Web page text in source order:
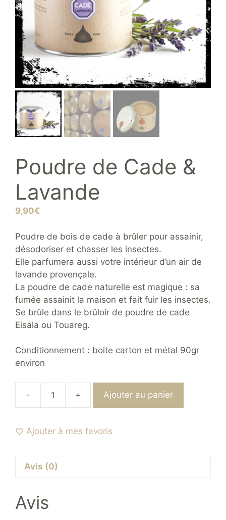
Poudre de Cade &
Lavande
9,90€
Poudre de bois de cade à brûler pour assainir,
désodoriser et chasser les insectes.
Elle parfumera aussi votre intérieur d’un air de
lavande provençale.
La poudre de cade naturelle est magique : sa
fumée assainit la maison et fait fuir les insectes.
Se brûle dans le brûloir de poudre de cade
Eisala ou Touareg.
Conditionnement : boite carton et métal 90gr
environ
-
quantité
Poudre
+ Ajouter au panier
Ajouter à mes favoris
Avis (0)
Avis